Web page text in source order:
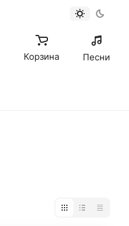
Корзина Песни